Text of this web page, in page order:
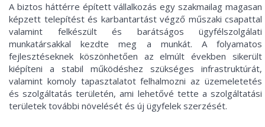
A biztos háttérre épített vállalkozás egy szakmailag magasan
képzett telepítést és karbantartást végző műszaki csapattal
valamint felkészült és barátságos ügyfélszolgálati
munkatársakkal kezdte meg a munkát. A folyamatos
fejlesztéseknek köszönhetően az elmúlt években sikerült
kiépíteni a stabil működéshez szükséges infrastruktúrát,
valamint komoly tapasztalatot felhalmozni az üzemeletetés
és szolgáltatás területén, ami lehetővé tette a szolgáltatási
területek további növelését és új ügyfelek szerzését.